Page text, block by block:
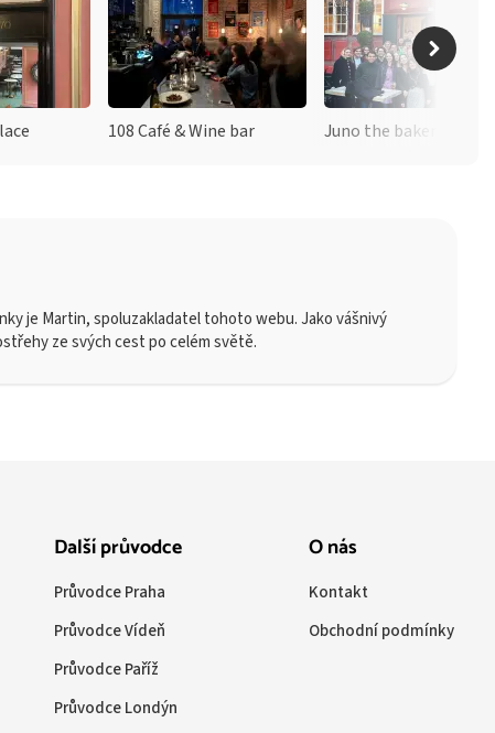
108 Café & Wine bar Juno the bakery
je Martin, spoluzakladatel tohoto webu. Jako vášnivý
ze svých cest po celém světě.
Další průvodce
Průvodce Praha
Průvodce Vídeň
Průvodce Paříž
Průvodce Londýn
O nás
Kontakt
Obchodní podmínky